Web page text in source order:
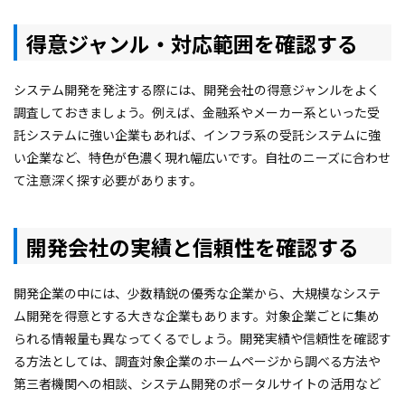
得意ジャンル・対応範囲を確認する
システム開発を発注する際には、開発会社の得意ジャンルをよく
調査しておきましょう。例えば、金融系やメーカー系といった受
託システムに強い企業もあれば、インフラ系の受託システムに強
い企業など、特色が色濃く現れ幅広いです。自社のニーズに合わせ
て注意深く探す必要があります。
開発会社の実績と信頼性を確認する
開発企業の中には、少数精鋭の優秀な企業から、大規模なシステ
ム開発を得意とする大きな企業もあります。対象企業ごとに集め
られる情報量も異なってくるでしょう。開発実績や信頼性を確認す
る方法としては、調査対象企業のホームページから調べる方法や
第三者機関への相談、システム開発のポータルサイトの活用など